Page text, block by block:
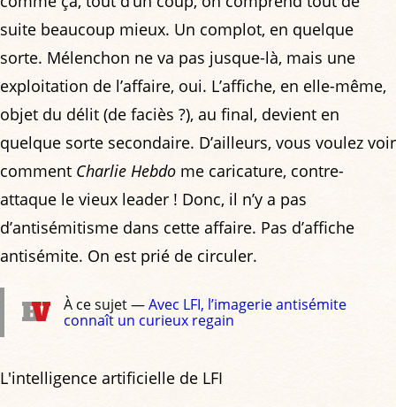
suite beaucoup mieux. Un complot, en quelque
sorte. Mélenchon ne va pas jusque-là, mais une
exploitation de l’affaire, oui. L’affiche, en elle-même,
objet du délit (de faciès ?), au final, devient en
quelque sorte secondaire. D’ailleurs, vous voulez voir
comment Charlie Hebdo me caricature, contre-
attaque le vieux leader ! Donc, il n’y a pas
d’antisémitisme dans cette affaire. Pas d’affiche
antisémite. On est prié de circuler.
À ce sujet —Avec LFI, l’imagerie antisémite
connaît un curieux regain
L'intelligence artificielle de LFI